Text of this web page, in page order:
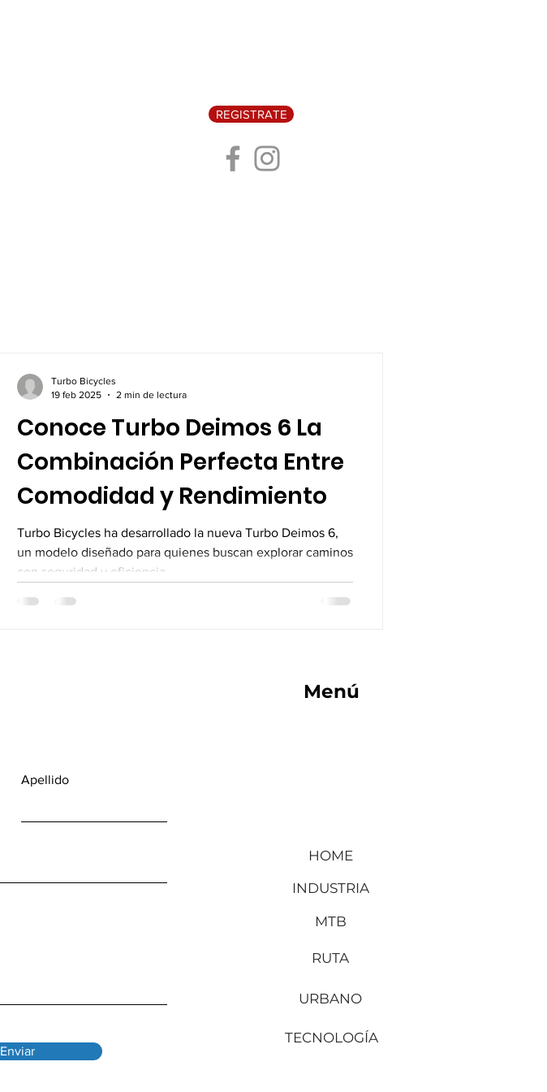
REGISTRATE
Conoce Turbo Deimos 6 La
Combinación Perfecta Entre
Comodidad y Rendimiento
Turbo Bicycles ha desarrollado la nueva Turbo Deimos 6,
un modelo diseñado para quienes buscan explorar caminos
con seguridad y eficiencia.
Turbo Bicycles
19 feb 2025
2 min de lectura
Apellido
Enviar
Menú
HOME
INDUSTRIA
MTB
RUTA
URBANO
TECNOLOGÍA